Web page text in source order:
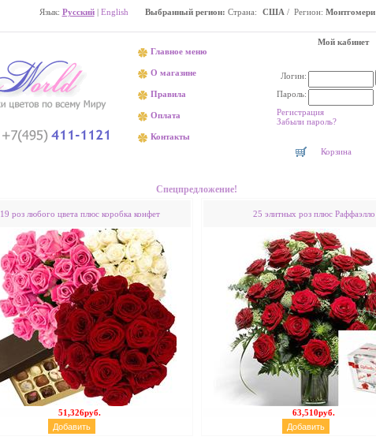
Выбранный регион: Страна: США / Регион: Монтгомери
Язык: Русский| English
Главное меню
О магазине
Правила
Оплата
Контакты
Мой кабинет
Логин:
Пароль:
Регистрация
Забыли пароль?
Корзина
Спецпредложение!
19 роз любого цвета плюс коробка конфет
51,326руб.
25 элитных роз плюс Раффаэлло
63,510руб.